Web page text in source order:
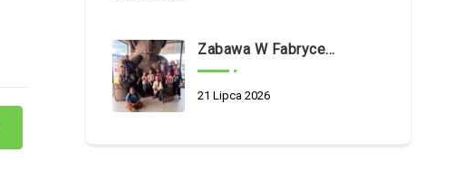
Zabawa W Fabryce Misia
21 Lipca 2026